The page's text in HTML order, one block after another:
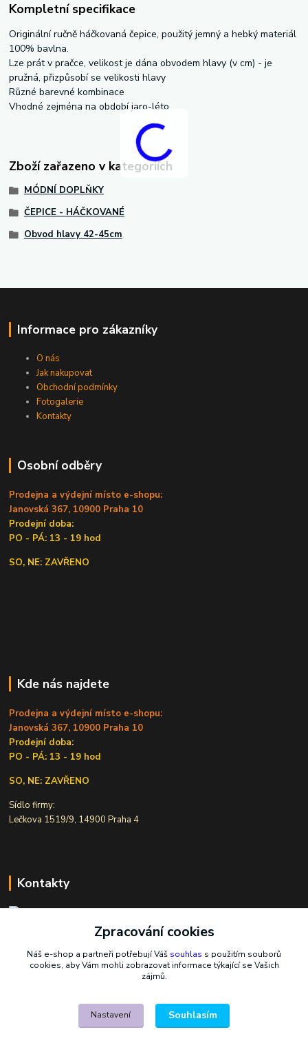
Kompletní specifikace
Originální ručně háčkovaná čepice, použitý jemný a hebký materiál
100% bavlna.
Lze prát v pračce, velikost je dána obvodem hlavy (v cm) - je
pružná, přizpůsobí se velikosti hlavy
Různé barevné kombinace
Vhodné zejména na období jaro-léto
Zboží zařazeno v kategoriích
MÓDNÍ DOPLŇKY
ČEPICE - HÁČKOVANÉ
Obvod hlavy 42-45cm
Informace pro zákazníky
O nás
Jak nakupovat
Obchodní podmínky
Fotogalerie
Kontakty
Osobní odběry
Prodejna a výdejní místo e-shopu:
Janovská 367, 10900 Praha 10
Prodejní doba:
PO - PÁ: 13 - 19 hod
SO, NE: ZAVŘENO
Kde nás najdete
Prodejna a výdejní místo e-shopu:
Janovská 367, 10900 Praha 10
Prodejní doba:
PO - PÁ: 13 - 19 hod
SO, NE: ZAVŘENO
Sídlo firmy:
Lečkova 1519/9, 14900 Praha 4
Kontakty
Ivana Šiková
+420 607 146 238
Po-Pá, 8-18 hod.
Zpracování cookies
Náš e-shop a partneři potřebují Váš souhlas s použitím souborů
cookies, aby Vám mohli zobrazovat informace týkající se Vašich
zájmů.
Nastavení Souhlasím